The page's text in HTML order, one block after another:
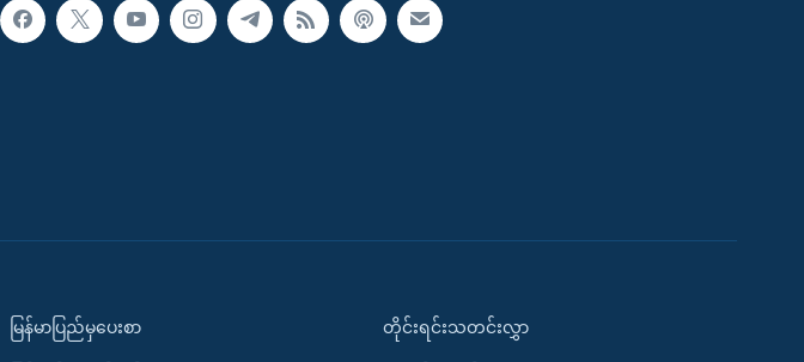
မြန်မာပြည်မှပေးစာ တိုင်းရင်းသတင်းလွှာ